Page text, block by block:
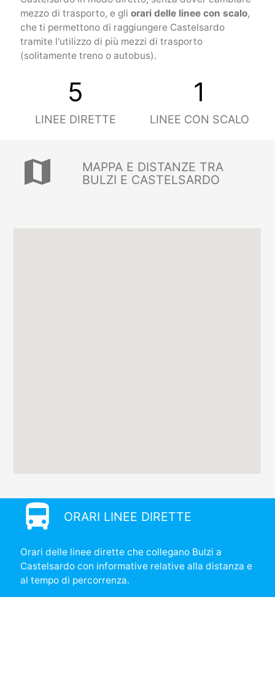
mezzo di trasporto, e gli orari delle linee con scalo,
che ti permettono di raggiungere Castelsardo
tramite l'utilizzo di più mezzi di trasporto
(solitamente treno o autobus).
5
LINEE DIRETTE
1
LINEE CON SCALO
map
MAPPA E DISTANZE TRA
BULZI E CASTELSARDO
directions_bus ORARI LINEE DIRETTE
Orari delle linee dirette che collegano Bulzi a
Castelsardo con informative relative alla distanza e
al tempo di percorrenza.